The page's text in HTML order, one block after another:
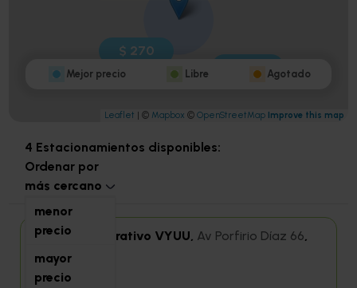
Mejor precio Libre Agotado
$ 350 $ 300
$ 270
Leaflet | © Mapbox © OpenStreetMap Improve this map
4 Estacionamientos disponibles:
Ordenar por
más cercano
menor
precio
mayor
precio
Parking Corporativo VYUU, Av Porfirio Díaz 66
Entrega de llaves